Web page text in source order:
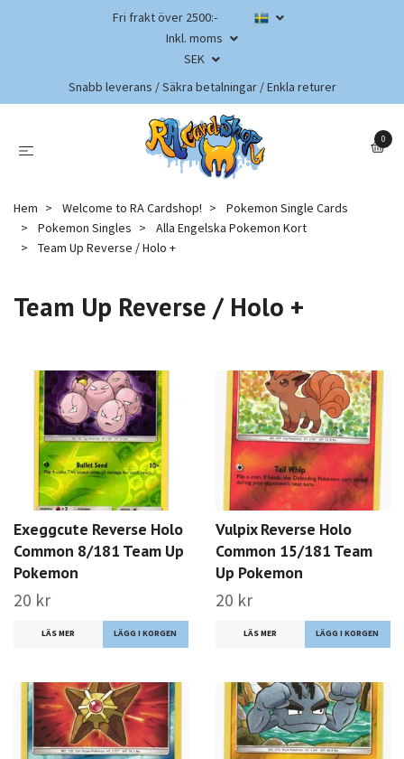
Fri frakt över 2500:-
Inkl. moms
SEK
Snabb leverans / Säkra betalningar / Enkla returer
0
Hem Welcome to RA Cardshop!
Pokemon Single Cards
Pokemon Singles
Alla Engelska Pokemon Kort
Team Up Reverse / Holo +
Team Up Reverse / Holo +
Exeggcute Reverse Holo
Common 8/181 Team Up
Pokemon
20 kr
LÄS MER
Vulpix Reverse Holo
Common 15/181 Team
Up Pokemon
20 kr
LÄS MER